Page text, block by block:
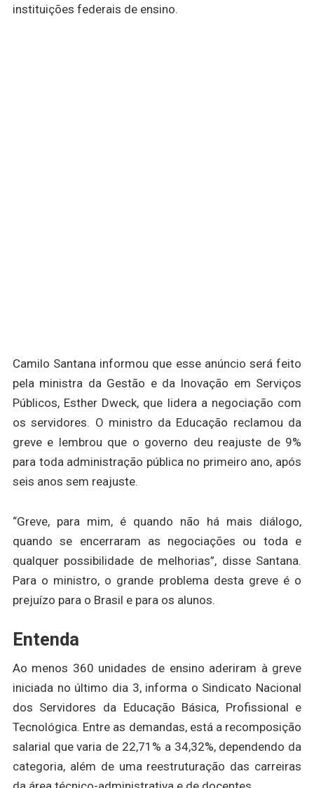
instituições federais de ensino.
Camilo Santana informou que esse anúncio será feito
pela ministra da Gestão e da Inovação em Serviços
Públicos, Esther Dweck, que lidera a negociação com
os servidores. O ministro da Educação reclamou da
greve e lembrou que o governo deu reajuste de 9%
para toda administração pública no primeiro ano, após
seis anos sem reajuste.
“Greve, para mim, é quando não há mais diálogo,
quando se encerraram as negociações ou toda e
qualquer possibilidade de melhorias”, disse Santana.
Para o ministro, o grande problema desta greve é o
prejuízo para o Brasil e para os alunos.
Entenda
Ao menos 360 unidades de ensino aderiram à greve
iniciada no último dia 3, informa o Sindicato Nacional
dos Servidores da Educação Básica, Profissional e
Tecnológica. Entre as demandas, está a recomposição
salarial que varia de 22,71% a 34,32%, dependendo da
categoria, além de uma reestruturação das carreiras